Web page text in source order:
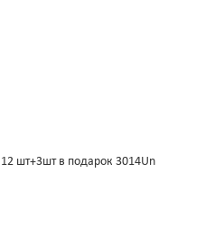
шт+3шт в подарок 3014Un